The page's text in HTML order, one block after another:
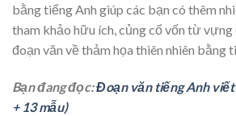
bằng tiếng Anh giúp các bạn có thêm
tham khảo hữu ích, củng cố vốn từ
đoạn văn về thảm họa thiên nhiên bằng
Bạn đang đọc:Đoạn văn tiếng Anh
+ 13 mẫu)